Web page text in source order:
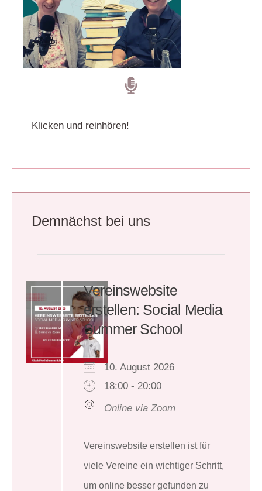
Klicken und reinhören!
Demnächst bei uns
Vereinswebsite
erstellen: Social Media
Summer School
10. August 2026
18:00 - 20:00
Online via Zoom
Vereinswebsite erstellen ist für
viele Vereine ein wichtiger Schritt,
um online besser gefunden zu